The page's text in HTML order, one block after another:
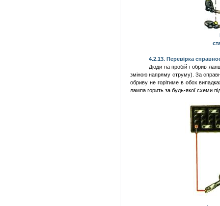
4.2.13. Перевірка
Діоди на пробій і обрив
зміною напряму струму). За
обриву не горітиме в обох
лампа горить за будь-якої схеми